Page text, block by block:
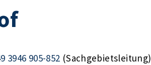
3946 905-852 (Sachgebietsleitung)